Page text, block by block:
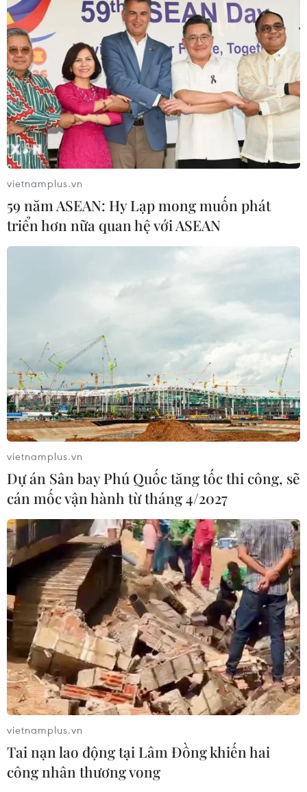
vietnamplus.vn
59 năm ASEAN: Hy Lạp mong muốn phát
triển hơn nữa quan hệ với ASEAN
vietnamplus.vn
Dự án Sân bay Phú Quốc tăng tốc thi công, sẽ
cán mốc vận hành từ tháng 4/2027
vietnamplus.vn
Tai nạn lao động tại Lâm Đồng khiến hai
công nhân thương vong